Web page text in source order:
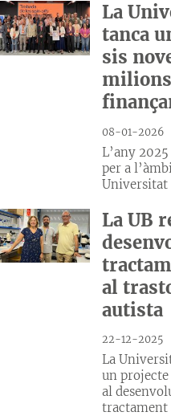
La
tanca
sis
milions
08-01-2026
L’any
per a
Universitat
La UB
al
autista
22-12-2025
La
un
al
tractament